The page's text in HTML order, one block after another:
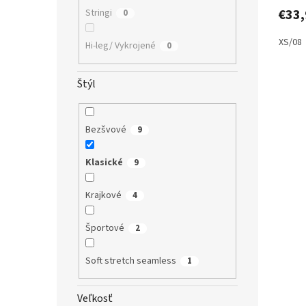
Stringi 0
Hi-leg/ Vykrojené 0
Štýl
Bezšvové 9
Klasické 9
Krajkové 4
Športové 2
Soft stretch seamless 1
Veľkosť
XS/08